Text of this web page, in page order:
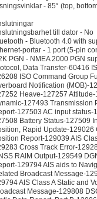
- 85° (top,
till dator - No
- Bluetooth 4.0 with
portar - 1 port (5-pin
PGN - NMEA 2000 PGN
Data Transfer-60416
ISO Command Group
Notification (MOB)-
Heave-127257
127493 Transmission
127503 AC input
Battery Status-127509
Rapid Update-129026
Report-129039 AIS
Cross Track Error-
RAIM Output-129549
129794 AIS aids to
Broadcast Message-
AIS Class A Static and
Message-129808